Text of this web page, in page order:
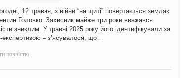
12 травня, з війни “на щиті” повертається земляк
Головко. Захисник майже три роки вважався
зниклим. У травні 2025 року його ідентифікували за
– з’ясувалося, що…
повністю